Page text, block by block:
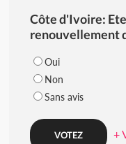
Côte d'Ivoire:
renouvellement
Oui
Non
Sans avis
+